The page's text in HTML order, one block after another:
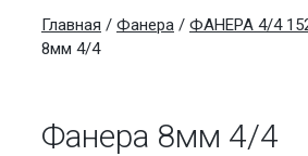
Главная / Фанера / ФАНЕРА 4/4
8мм 4/4
Фанера 8мм 4/4